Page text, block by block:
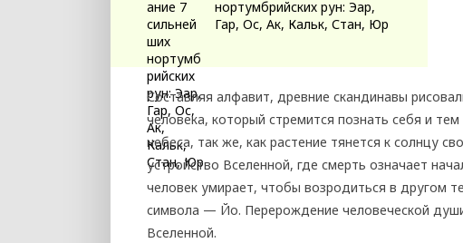
нортумбрийских рун: Эар,
Гар, Ос, Ак, Кальк, Стан, Юр
Составляя алфавит, древние скандинавы
человека, который стремится познать себя и
небеса, так же, как растение тянется к солнцу
устройство Вселенной, где смерть означает
человек умирает, чтобы возродиться в другом
символа — Йо. Перерождение человеческой
Вселенной.